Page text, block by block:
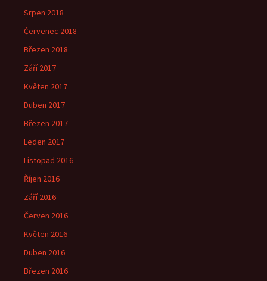
Srpen 2018
Červenec 2018
Březen 2018
Září 2017
Květen 2017
Duben 2017
Březen 2017
Leden 2017
Listopad 2016
Říjen 2016
Září 2016
Červen 2016
Květen 2016
Duben 2016
Březen 2016